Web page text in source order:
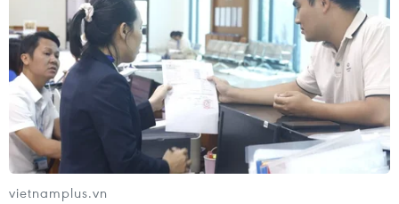
quyết kiến nghị; đồng thời tăng cường vai trò giám sát
thông qua những hoạt động cụ thể.
vietnamplus.vn